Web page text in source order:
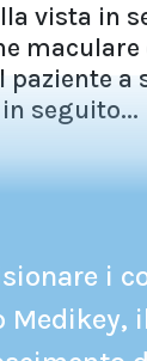
vista in
maculare
paziente a
seguito...
i
Medikey,